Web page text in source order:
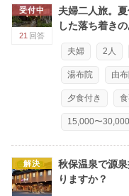
受付中
21 回答
夫婦二人旅。
した落ち着き
夫婦 2人
湯布院 由
夕食付き
15,000〜
解決
秋保温泉で源
りますか？